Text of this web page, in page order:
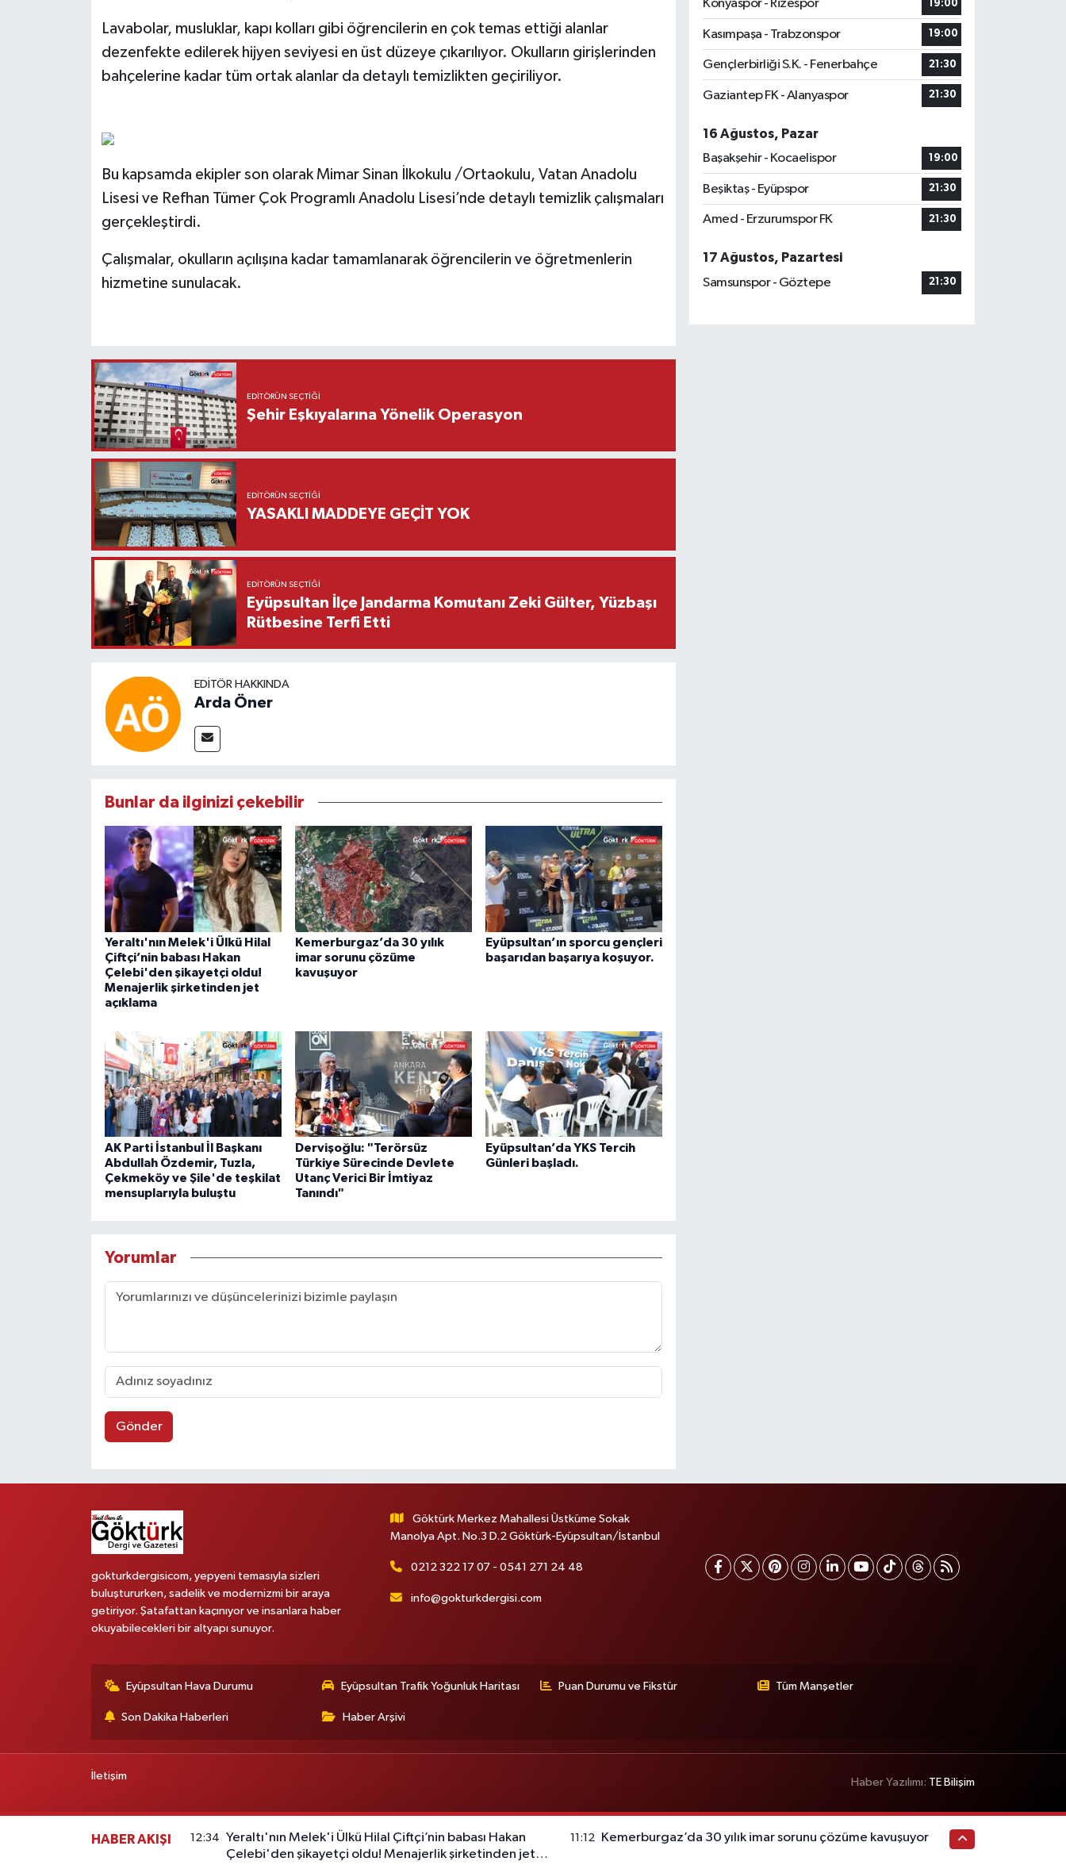
Lavabolar, musluklar, kapı kolları gibi öğrencilerin en çok temas ettiği alanlar
dezenfekte edilerek hijyen seviyesi en üst düzeye çıkarılıyor. Okulların girişlerinden
bahçelerine kadar tüm ortak alanlar da detaylı temizlikten geçiriliyor.
Bu kapsamda ekipler son olarak Mimar Sinan İlkokulu /Ortaokulu, Vatan Anadolu
Lisesi ve Refhan Tümer Çok Programlı Anadolu Lisesi’nde detaylı temizlik çalışmaları
gerçekleştirdi.
Çalışmalar, okulların açılışına kadar tamamlanarak öğrencilerin ve öğretmenlerin
hizmetine sunulacak.
EDITÖRÜN SEÇTIĞI
Şehir Eşkıyalarına Yönelik Operasyon
EDITÖRÜN SEÇTIĞI
YASAKLI MADDEYE GEÇİT YOK
EDITÖRÜN SEÇTIĞI
Eyüpsultan İlçe Jandarma Komutanı Zeki Gülter, Yüzbaşı
Rütbesine Terfi Etti
EDITÖR HAKKINDA
Arda Öner
Bunlar da ilginizi çekebilir
Yeraltı'nın Melek'i Ülkü Hilal
Çiftçi’nin babası Hakan
Çelebi'den şikayetçi oldu!
Menajerlik şirketinden jet
açıklama
Kemerburgaz’da 30 yılık
imar sorunu çözüme
kavuşuyor
Eyüpsultan’ın sporcu gençleri
başarıdan başarıya koşuyor.
AK Parti İstanbul İl Başkanı
Abdullah Özdemir, Tuzla,
Çekmeköy ve Şile'de teşkilat
mensuplarıyla buluştu
Dervişoğlu: "Terörsüz
Türkiye Sürecinde Devlete
Utanç Verici Bir İmtiyaz
Tanındı"
Eyüpsultan’da YKS Tercih
Günleri başladı.
Yorumlar
Gönder
Konyaspor - Rizespor
19:00
Kasımpaşa - Trabzonspor 19:00
Gençlerbirliği S.K. - Fenerbahçe 21:30
Gaziantep FK - Alanyaspor 21:30
16 Ağustos, Pazar
Başakşehir - Kocaelispor
19:00
Beşiktaş - Eyüpspor 21:30
Amed - Erzurumspor FK 21:30
17 Ağustos, Pazartesi
Samsunspor - Göztepe
21:30
gokturkdergisicom, yepyeni temasıyla sizleri
buluştururken, sadelik ve modernizmi bir araya
getiriyor. Şatafattan kaçınıyor ve insanlara haber
okuyabilecekleri bir altyapı sunuyor.
Göktürk Merkez Mahallesi Üstküme Sokak
Manolya Apt. No.3 D.2 Göktürk-Eyüpsultan/İstanbul
0212 322 17 07 - 0541 271 24 48
info@gokturkdergisi.com
Eyüpsultan Hava Durumu Eyüpsultan Trafik Yoğunluk Haritası Puan Durumu ve Fikstür Tüm Manşetler
Son Dakika Haberleri Haber Arşivi
İletişim
Haber Yazılımı: TE Bilişim
HABER AKIŞI 12:34
Yeraltı'nın Melek'i Ülkü Hilal Çiftçi’nin babası Hakan
Çelebi'den şikayetçi oldu! Menajerlik şirketinden jet
11:12 Kemerburgaz’da 30 yılık imar sorunu çözüme kavuşuyor